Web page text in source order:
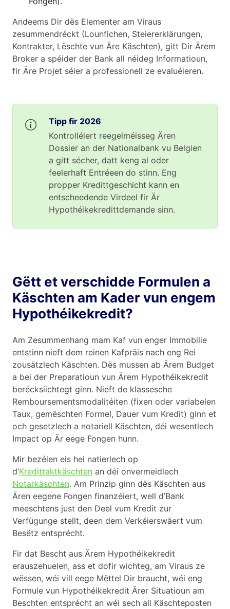
Andeems Dir dës Elementer am Viraus
zesummendréckt (Lounfichen, Steiererklärungen,
Kontrakter, Lëschte vun Äre Käschten), gitt Dir Ärem
Broker a spéider der Bank all néideg Informatioun,
fir Äre Projet séier a professionell ze evaluéieren.
Tipp fir 2026
Kontrolléiert reegelméisseg Ären
Dossier an der Nationalbank vu Belgien
a gitt sécher, datt keng al oder
feelerhaft Entréeen do stinn. Eng
propper Kredittgeschicht kann en
entscheedende Virdeel fir Är
Hypothéikekredittdemande sinn.
Gëtt et verschidde Formulen a
Käschten am Kader vun engem
Hypothéikekredit?
Am Zesummenhang mam Kaf vun enger Immobilie
entstinn nieft dem reinen Kafpräis nach eng Rei
zousätzlech Käschten. Dës mussen ab Ärem Budget
a bei der Preparatioun vun Ärem Hypothéikekredit
berécksiichtegt ginn. Nieft de klassesche
Remboursementsmodalitéiten (fixen oder variabelen
Taux, gemëschten Formel, Dauer vum Kredit) ginn et
och gesetzlech a notariell Käschten, déi wesentlech
Impact op Är eege Fongen hunn.
Mir bezéien eis hei natierlech op
d’Kredittaktkäschten an déi onvermeidlech
Notarkäschten. Am Prinzip ginn dës Käschten aus
Ären eegene Fongen finanzéiert, well d’Bank
meeschtens just den Deel vum Kredit zur
Verfügunge stellt, deen dem Verkéierswäert vum
Besëtz entsprécht.
Fir dat Bescht aus Ärem Hypothéikekredit
erauszehuelen, ass et dofir wichteg, am Viraus ze
wëssen, wéi vill eege Mëttel Dir braucht, wéi eng
Formule vun Hypothéikekredit Ärer Situatioun am
Beschten entsprécht an wéi sech all Käschteposten